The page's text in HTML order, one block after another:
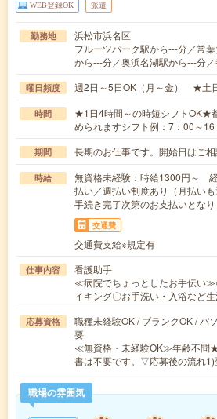
WEB登録OK 派遣
勤務地
浜松市浜名区
フルーツパーク駅から---分／常
から---分／奥浜名湖駅から---分
曜日頻度 週2日～5日OK（月～金） ★土
時間
★1日4時間～の時短シフトOK★
められますシフト例：7：00～
期間 長期のお仕事です。開始日はご
時給
無資格未経験：時給1300円～
払い／週払い制度あり（月払い
手続き完了次第のお支払いとなり
交通費
交通費支給※規定有
仕事内容
看護助手
≪病院でちょっとしたお手伝い
イキング〇お手洗い・入浴など
応募資格
職種未経験OK / ブランクOK / パ
要
≪無資格・未経験OK≫年齢不問
書は不要です。▽応募後の流れ
職場の雰囲気